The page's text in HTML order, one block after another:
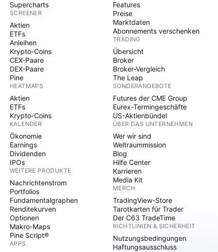
Supercharts
SCREENER
Aktien
ETFs
Anleihen
Krypto-Coins
CEX-Paare
DEX-Paare
Pine
HEATMAPS
Aktien
ETFs
Krypto-Coins
KALENDER
Ökonomie
Earnings
Dividenden
IPOs
WEITERE PRODUKTE
Nachrichtenstrom
Portfolios
Fundamentalgraphen
Renditekurven
Optionen
Makro-Maps
Pine Script®
APPS
Features
Preise
Marktdaten
Abonnements verschenken
TRADING
Übersicht
Broker
Broker-Vergleich
The Leap
SONDERANGEBOTE
Futures der CME Group
Eurex-Termingeschäfte
US-Aktienbündel
ÜBER DAS UNTERNEHMEN
Wer wir sind
Weltraummission
Blog
Hilfe Center
Karrieren
Media Kit
MERCH
TradingView-Store
Tarotkarten für Trader
Der C63 TradeTime
RICHTLINIEN & SICHERHEIT
Nutzungsbedingungen
Haftungsausschluss